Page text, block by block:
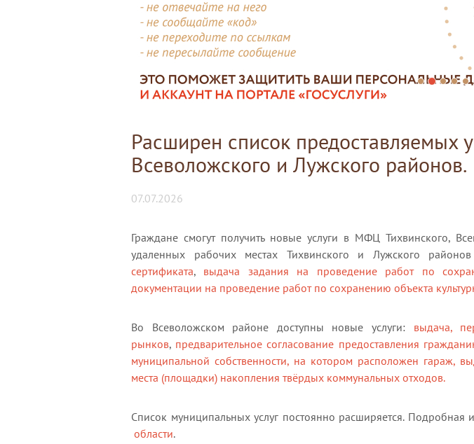
Расширен список предоставляемых
Всеволожского и Лужского районов.
07.07.2026
Граждане смогут получить новые услуги в МФЦ Тихвинского,
удаленных рабочих местах Тихвинского и Лужского
сертификата, выдача задания на проведение работ по
документации на проведение работ по сохранению объекта
Во Всеволожском районе доступны новые услуги: выдача,
рынков, предварительное согласование предоставления
муниципальной собственности, на котором расположен гараж,
места (площадки) накопления твёрдых коммунальных отходов.
Список муниципальных услуг постоянно расширяется.
области.